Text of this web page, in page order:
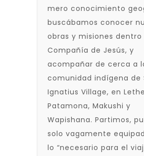
mero conocimiento
buscábamos conocer
obras y misiones
Compañía de Jesús, y
acompañar de cerca a
comunidad indígena de
Ignatius Village, en
Patamona, Makushi y
Wapishana. Partimos,
solo vagamente
lo “necesario para el